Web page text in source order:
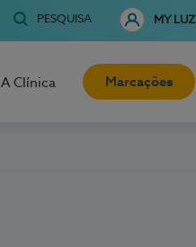
PESQUISA MY LUZ
A Clínica Marcações